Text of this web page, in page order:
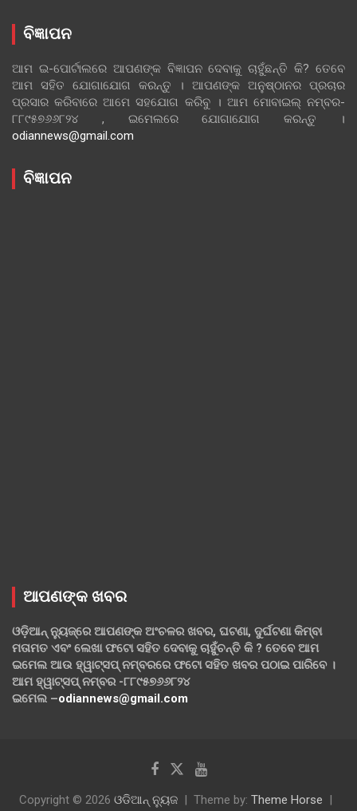
ବିଜ୍ଞାପନ
ଆମ ଇ-ପୋର୍ଟାଲରେ ଆପଣଙ୍କ ବିଜ୍ଞାପନ ଦେବାକୁ ଚାହୁଁଛନ୍ତି କି? ତେବେ
ଆମ ସହିତ ଯୋଗାଯୋଗ କରନ୍ତୁ । ଆପଣଙ୍କ ଅନୁଷ୍ଠାନର ପ୍ରଚାର
ପ୍ରସାର କରିବାରେ ଆମେ ସହଯୋଗ କରିବୁ । ଆମ ମୋବାଇଲ୍ ନମ୍ବର-
୮୮୯୫୭୬୬୮୨୪ , ଇମେଲରେ ଯୋଗାଯୋଗ କରନ୍ତୁ ।
odiannews@gmail.com
ବିଜ୍ଞାପନ
ଆପଣଙ୍କ ଖବର
ଓଡ଼ିଆନ୍ ନ୍ୟୁଜ୍‌ରେ ଆପଣଙ୍କ ଅଂଚଳର ଖବର, ଘଟଣା, ଦୁର୍ଘଟଣା କିମ୍ବା
ମତାମତ ଏବଂ ଲେଖା ଫଟୋ ସହିତ ଦେବାକୁ ଚାହୁଁଚନ୍ତି କି ? ତେବେ ଆମ
ଇମେଲ ଆଉ ହ୍ୱାଟ୍‌ସପ୍ ନମ୍ବରରେ ଫଟୋ ସହିତ ଖବର ପଠାଇ ପାରିବେ ।
ଆମ ହ୍ୱାଟ୍‌ସପ୍ ନମ୍ବର -୮୮୯୫୭୬୬୮୨୪
ଇମେଲ –odiannews@gmail.com
Copyright © 2026 ଓଡିଆନ୍ ନ୍ୟୁଜ Theme by: Theme Horse